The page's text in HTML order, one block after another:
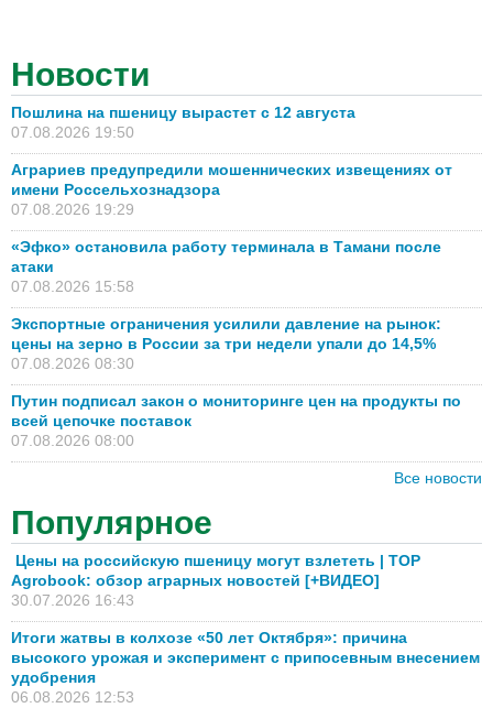
Новости
Пошлина на пшеницу вырастет с 12 августа
07.08.2026 19:50
Аграриев предупредили мошеннических извещениях от
имени Россельхознадзора
07.08.2026 19:29
«Эфко» остановила работу терминала в Тамани после
атаки
07.08.2026 15:58
Экспортные ограничения усилили давление на рынок:
цены на зерно в России за три недели упали до 14,5%
07.08.2026 08:30
Путин подписал закон о мониторинге цен на продукты по
всей цепочке поставок
07.08.2026 08:00
Все новости
Популярное
Цены на российскую пшеницу могут взлететь | TOP
Agrobook: обзор аграрных новостей [+ВИДЕО]
30.07.2026 16:43
Итоги жатвы в колхозе «50 лет Октября»: причина
высокого урожая и эксперимент с припосевным внесением
удобрения
06.08.2026 12:53